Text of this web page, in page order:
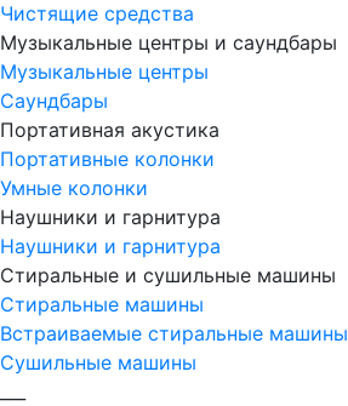
Чистящие средства
Музыкальные центры и саундбары
Музыкальные центры
Саундбары
Портативная акустика
Портативные колонки
Умные колонки
Наушники и гарнитура
Наушники и гарнитура
Стиральные и сушильные машины
Стиральные машины
Встраиваемые стиральные машины
Сушильные машины